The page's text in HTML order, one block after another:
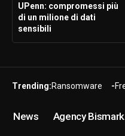
UPenn: compromessi più
di un milione di dati
sensibili
Trending:Ransomware
News Agency